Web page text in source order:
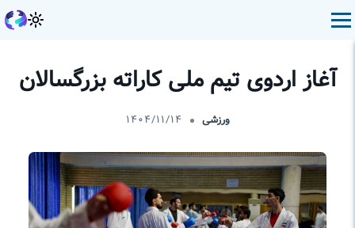
آغاز اردوی تیم ملی کاراته بزرگسالان
ورزشی ۱۴۰۴/۱۱/۱۴